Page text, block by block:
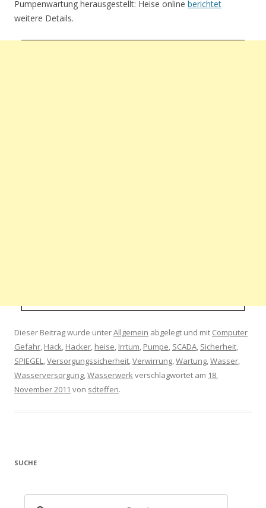
Pumpenwartung herausgestellt: Heise online berichtet
weitere Details.
Dieser Beitrag wurde unterAllgemein abgelegt und mit Computer
Gefahr, Hack, Hacker, heise, Irrtum, Pumpe, SCADA, Sicherheit,
SPIEGEL,Versorgungssicherheit,Verwirrung,Wartung,Wasser,
Wasserversorgung,Wasserwerkverschlagwortet am 18.
November 2011 von sdteffen.
SUCHE